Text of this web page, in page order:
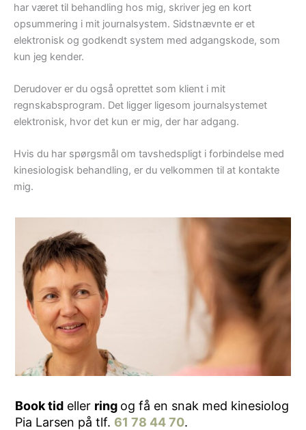
har været til behandling hos mig, skriver jeg en kort
opsummering i mit journalsystem. Sidstnævnte er et
elektronisk og godkendt system med adgangskode, som
kun jeg kender.
Derudover er du også oprettet som klient i mit
regnskabsprogram. Det ligger ligesom journalsystemet
elektronisk, hvor det kun er mig, der har adgang.
Hvis du har spørgsmål om tavshedspligt i forbindelse med
kinesiologisk behandling, er du velkommen til at kontakte
mig.
Book tideller ring og få en snak med kinesiolog
Pia Larsen på tlf. 61 78 44 70.